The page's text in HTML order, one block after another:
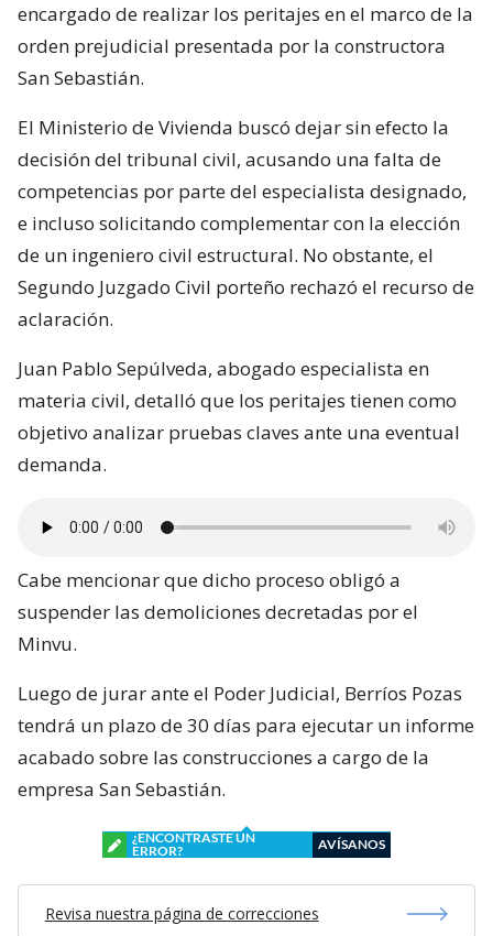
encargado de realizar los peritajes en el marco de la
orden prejudicial presentada por la constructora
San Sebastián.
El Ministerio de Vivienda buscó dejar sin efecto la
decisión del tribunal civil, acusando una falta de
competencias por parte del especialista designado,
e incluso solicitando complementar con la elección
de un ingeniero civil estructural. No obstante, el
Segundo Juzgado Civil porteño rechazó el recurso de
aclaración.
Juan Pablo Sepúlveda, abogado especialista en
materia civil, detalló que los peritajes tienen como
objetivo analizar pruebas claves ante una eventual
demanda.
Cabe mencionar que dicho proceso obligó a
suspender las demoliciones decretadas por el
Minvu.
Luego de jurar ante el Poder Judicial, Berríos Pozas
tendrá un plazo de 30 días para ejecutar un informe
acabado sobre las construcciones a cargo de la
empresa San Sebastián.
¿ENCONTRASTE UN
ERROR?
AVÍSANOS
Revisa nuestra página de correcciones